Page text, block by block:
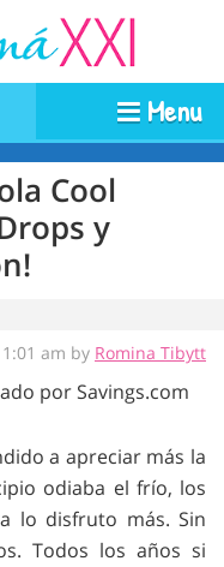
Menu
Cool
y
am by Romina Tibytt
por Savings.com
a apreciar más la
odiaba el frío, los
lo disfruto más. Sin
Todos los años si